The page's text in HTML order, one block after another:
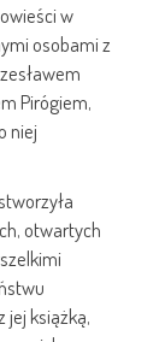
w
osobami z
Pirógiem,
niej
otwartych
jej książką,